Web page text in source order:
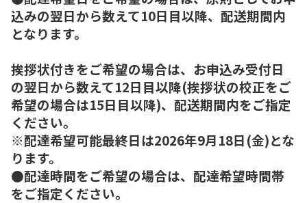
込みの翌日から数えて10日目以降、配送期間内
となります。
挨拶状付きをご希望の場合は、お申込み受付日
の翌日から数えて12日目以降(挨拶状の校正をご
希望の場合は15日目以降)、配送期間内をご指定
ください。
※配達希望可能最終日は2026年9月18日(金)とな
ります。
●配達時間をご希望の場合は、配達希望時間帯
をご指定ください。